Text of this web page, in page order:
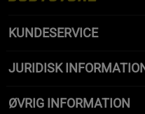
KUNDESERVICE
JURIDISK
ØVRIG INFORMATION